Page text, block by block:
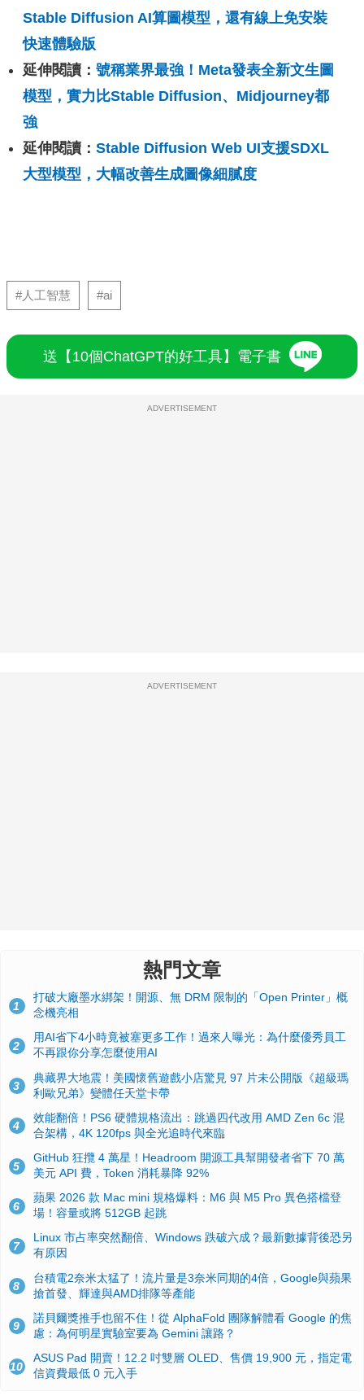
Stable Diffusion AI算圖模型，還有線上免安裝
快速體驗版
延伸閱讀： 號稱業界最強！Meta發表全新文生圖
模型，實力比Stable Diffusion、Midjourney都
強
延伸閱讀： Stable Diffusion Web UI支援SDXL
大型模型，大幅改善生成圖像細膩度
#人工智慧 #ai
送【10個ChatGPT的好工具】電子書
ADVERTISEMENT
ADVERTISEMENT
熱門文章
1
打破大廠墨水綁架！開源、無 DRM 限制的「Open Printer」概
念機亮相
2
用AI省下4小時竟被塞更多工作！過來人曝光：為什麼優秀員工
不再跟你分享怎麼使用AI
3
典藏界大地震！美國懷舊遊戲小店驚見 97 片未公開版《超級瑪
利歐兄弟》變體任天堂卡帶
4
效能翻倍！PS6 硬體規格流出：跳過四代改用 AMD Zen 6c 混
合架構，4K 120fps 與全光追時代來臨
5
GitHub 狂攬 4 萬星！Headroom 開源工具幫開發者省下 70 萬
美元 API 費，Token 消耗暴降 92%
6
蘋果 2026 款 Mac mini 規格爆料：M6 與 M5 Pro 異色搭檔登
場！容量或將 512GB 起跳
7
Linux 市占率突然翻倍、Windows 跌破六成？最新數據背後恐另
有原因
8
台積電2奈米太猛了！流片量是3奈米同期的4倍，Google與蘋果
搶首發、輝達與AMD排隊等產能
9
諾貝爾獎推手也留不住！從 AlphaFold 團隊解體看 Google 的焦
慮：為何明星實驗室要為 Gemini 讓路？
10
ASUS Pad 開賣！12.2 吋雙層 OLED、售價 19,900 元，指定電
信資費最低 0 元入手